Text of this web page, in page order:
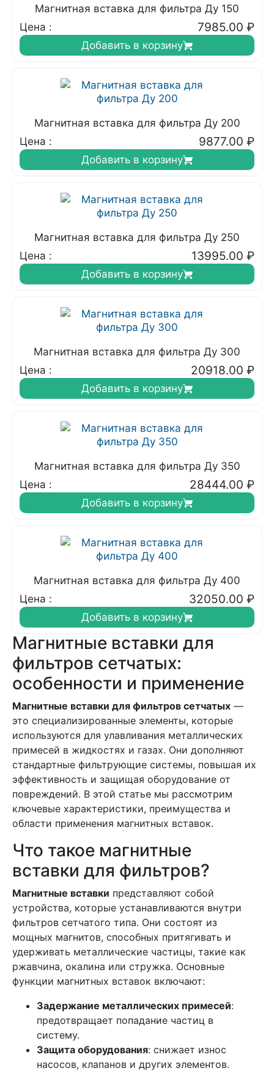
Магнитная вставка для фильтра Ду 150
Цена :
7985.00 ₽
Добавить в корзину
Магнитная вставка для фильтра Ду 200
Цена :
9877.00 ₽
Добавить в корзину
Магнитная вставка для фильтра Ду 250
Цена :
13995.00 ₽
Добавить в корзину
Магнитная вставка для фильтра Ду 300
Цена :
20918.00 ₽
Добавить в корзину
Магнитная вставка для фильтра Ду 350
Цена :
28444.00 ₽
Добавить в корзину
Магнитная вставка для фильтра Ду 400
Цена :
32050.00 ₽
Добавить в корзину
Магнитные вставки для
фильтров сетчатых:
особенности и применение
Магнитные вставки для фильтров сетчатых —
это специализированные элементы, которые
используются для улавливания металлических
примесей в жидкостях и газах. Они дополняют
стандартные фильтрующие системы, повышая их
эффективность и защищая оборудование от
повреждений. В этой статье мы рассмотрим
ключевые характеристики, преимущества и
области применения магнитных вставок.
Что такое магнитные
вставки для фильтров?
Магнитные вставки представляют собой
устройства, которые устанавливаются внутри
фильтров сетчатого типа. Они состоят из
мощных магнитов, способных притягивать и
удерживать металлические частицы, такие как
ржавчина, окалина или стружка. Основные
функции магнитных вставок включают:
Задержание металлических примесей:
предотвращает попадание частиц в
систему.
Защита оборудования: снижает износ
насосов, клапанов и других элементов.